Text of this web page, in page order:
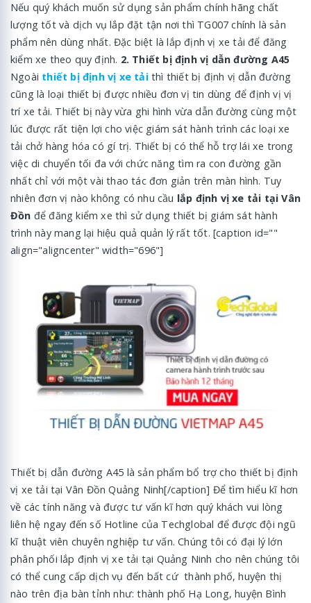
Nếu quý khách muốn sử dụng sản phẩm chính hãng chất
lượng tốt và dịch vụ lắp đặt tận nơi thì TG007 chính là sản
phẩm nên dùng nhất. Đặc biệt là lắp định vị xe tải để đăng
kiểm xe theo quy định. 2. Thiết bị định vị dẫn đường A45
Ngoài thiết bị định vị xe tảithì thiết bị định vị dẫn đường
cũng là loại thiết bị được nhiều đơn vị tin dùng để định vị vị
trí xe tải. Thiết bị này vừa ghi hình vừa dẫn đường cùng một
lúc được rất tiện lợi cho việc giám sát hành trình các loại xe
tải chở hàng hóa có gí trị. Thiết bị có thể hỗ trợ lái xe trong
việc di chuyển tối đa với chức năng tìm ra con đường gần
nhất chỉ với một vài thao tác đơn giản trên màn hình. Tuy
nhiên đơn vị nào không có nhu cầu lắp định vị xe tải tại Vân
Đồn để đăng kiểm xe thì sử dụng thiết bị giám sát hành
trình này mang lại hiệu quả quản lý rất tốt. [caption id=""
align="aligncenter" width="696"]
Thiết bị dẫn đường A45 là sản phẩm bổ trợ cho thiết bị định
vị xe tải tại Vân Đồn Quảng Ninh[/caption] Để tìm hiểu kĩ hơn
về các tính năng và được tư vấn kĩ hơn quý khách vui lòng
liên hệ ngay đến số Hotline của Techglobal để được đội ngũ
kĩ thuật viên chuyên nghiệp tư vấn. Chúng tôi có đại lý lớn
phân phối lắp định vị xe tải tại Quảng Ninh cho nên chúng tôi
có thể cung cấp dịch vụ đến bất cứ thành phố, huyện thị
nào trên địa bàn tỉnh như: thành phố Hạ Long, huyện Bình